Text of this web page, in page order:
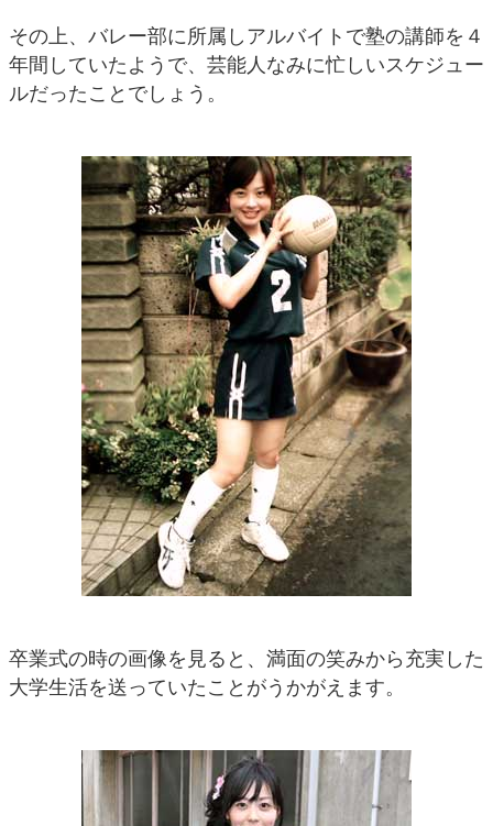
その上、バレー部に所属しアルバイトで塾の講師を４
年間していたようで、芸能人なみに忙しいスケジュー
ルだったことでしょう。
卒業式の時の画像を見ると、満面の笑みから充実した
大学生活を送っていたことがうかがえます。